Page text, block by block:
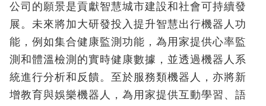
公司的願景是貢獻智慧城市建設和社會可持續發
展。未來將加大研發投入提升智慧出行機器人功
能，例如集合健康監測功能，為用家提供心率監
測和體溫檢測的實時健康數據，並透過機器人系
統進行分析和反饋。至於服務類機器人，亦將新
增教育與娛樂機器人，為用家提供互動學習、語